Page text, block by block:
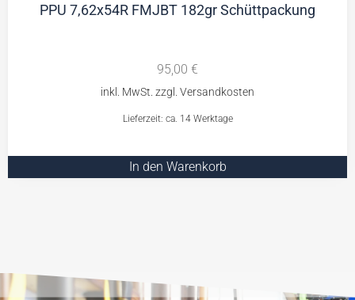
PPU 7,62x54R FMJBT 182gr Schüttpackung
95,00 €
Lieferzeit: ca. 14 Werktage
In den Warenkorb